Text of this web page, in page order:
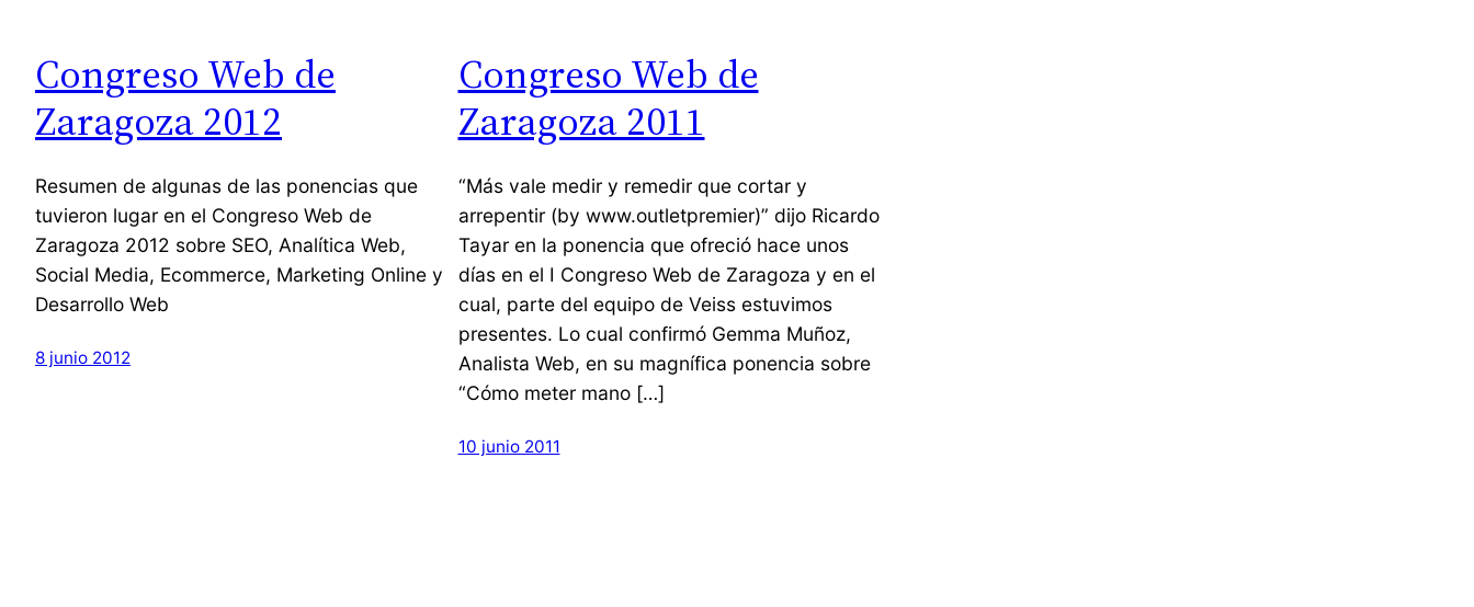
Congreso Web de
Zaragoza 2012
Resumen de algunas de las ponencias que
tuvieron lugar en el Congreso Web de
Zaragoza 2012 sobre SEO, Analítica Web,
Social Media, Ecommerce, Marketing Online y
Desarrollo Web
8 junio 2012
Congreso Web de
Zaragoza 2011
“Más vale medir y remedir que cortar y
arrepentir (by www.outletpremier)” dijo Ricardo
Tayar en la ponencia que ofreció hace unos
días en el I Congreso Web de Zaragoza y en el
cual, parte del equipo de Veiss estuvimos
presentes. Lo cual confirmó Gemma Muñoz,
Analista Web, en su magnífica ponencia sobre
“Cómo meter mano […]
10 junio 2011